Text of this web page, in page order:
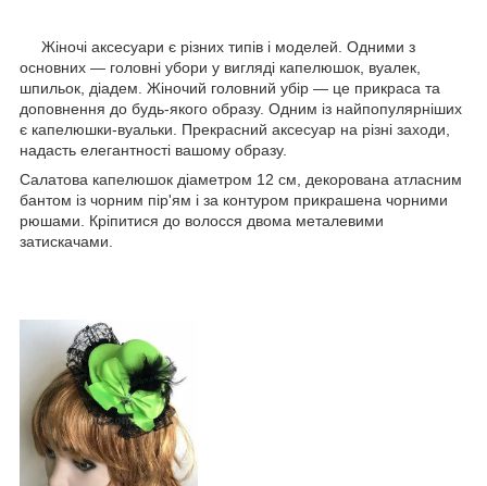
Жіночі аксесуари є різних типів і моделей. Одними з
основних — головні убори у вигляді капелюшок, вуалек,
шпильок, діадем. Жіночий головний убір — це прикраса та
доповнення до будь-якого образу. Одним із найпопулярніших
є капелюшки-вуальки. Прекрасний аксесуар на різні заходи,
надасть елегантності вашому образу.
Салатова капелюшок діаметром 12 см, декорована атласним
бантом із чорним пір'ям і за контуром прикрашена чорними
рюшами. Кріпитися до волосся двома металевими
затискачами.